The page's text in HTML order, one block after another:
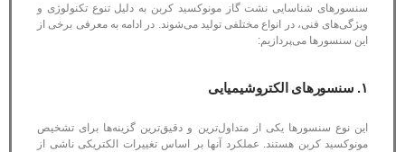
سنسورهای شناسایی نشت گاز مونوکسید کربن به دلیل تنوع تکنولوژی و
ویژگی‌های فنی، در انواع مختلفی تولید می‌شوند. در ادامه به معرفی برخی از
این سنسورها می‌پردازیم:
۱. سنسورهای الکتروشیمیایی
این نوع سنسورها یکی از متداول‌ترین و دقیق‌ترین گزینه‌ها برای تشخیص
مونوکسید کربن هستند. عملکرد آنها بر اساس تغییرات الکتریکی ناشی از